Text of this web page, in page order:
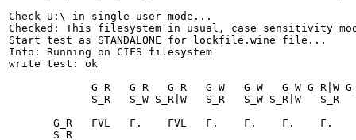
Check U:\ in single user mode...
Checked: This filesystem in usual, case sensitivity
Start test as STANDALONE for lockfile.wine file...
Info: Running on CIFS filesystem
write test: ok